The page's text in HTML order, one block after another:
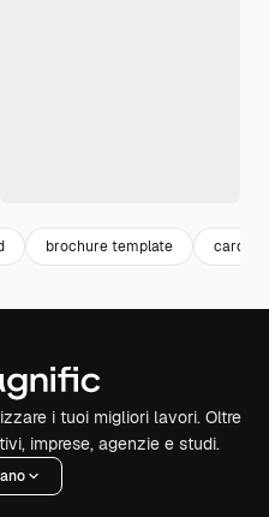
brochure template card
i tuoi migliori lavori. Oltre
imprese, agenzie e studi.